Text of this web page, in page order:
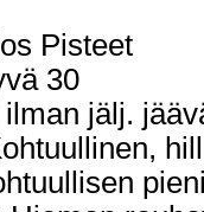
Pisteet
30
jälj.